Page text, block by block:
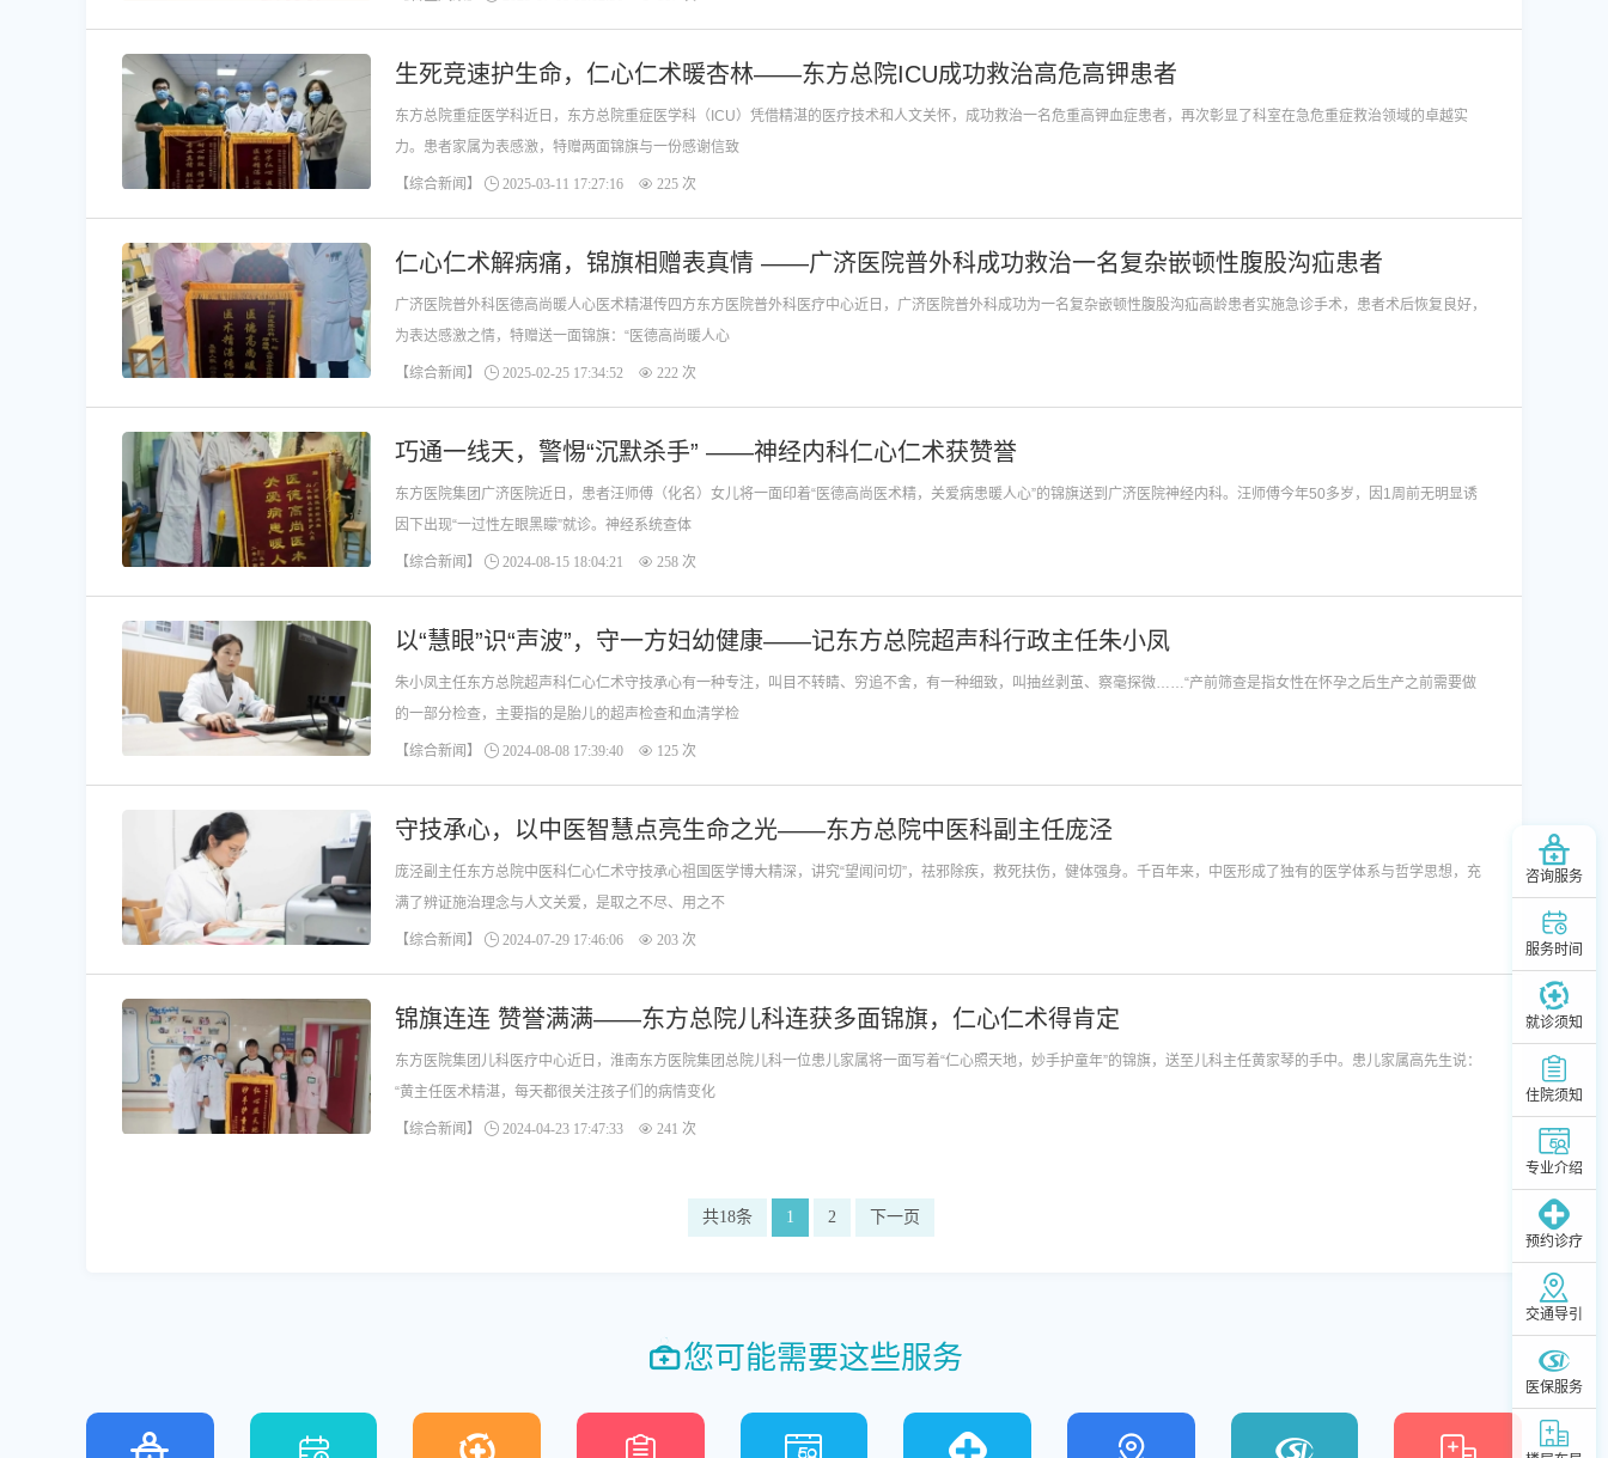
生死竞速护生命，仁心仁术暖杏林——东方总院ICU成功救治高危高钾患者
东方总院重症医学科近日，东方总院重症医学科（ICU）凭借精湛的医疗技术和人文关怀，成功救治一名危重高钾血症患者，再次彰显了科室在急危重症救治领域的卓越实
力。患者家属为表感激，特赠两面锦旗与一份感谢信致
【综合新闻】 2025-03-11 17:27:16 225 次
仁心仁术解病痛，锦旗相赠表真情 ——广济医院普外科成功救治一名复杂嵌顿性腹股沟疝患者
广济医院普外科医德高尚暖人心医术精湛传四方东方医院普外科医疗中心近日，广济医院普外科成功为一名复杂嵌顿性腹股沟疝高龄患者实施急诊手术，患者术后恢复良好，
为表达感激之情，特赠送一面锦旗：“医德高尚暖人心
【综合新闻】 2025-02-25 17:34:52 222 次
巧通一线天，警惕“沉默杀手” ——神经内科仁心仁术获赞誉
东方医院集团广济医院近日，患者汪师傅（化名）女儿将一面印着“医德高尚医术精，关爱病患暖人心”的锦旗送到广济医院神经内科。汪师傅今年50多岁，因1周前无明显诱
因下出现“一过性左眼黑矇”就诊。神经系统查体
【综合新闻】 2024-08-15 18:04:21 258 次
以“慧眼”识“声波”，守一方妇幼健康——记东方总院超声科行政主任朱小凤
朱小凤主任东方总院超声科仁心仁术守技承心有一种专注，叫目不转睛、穷追不舍，有一种细致，叫抽丝剥茧、察毫探微……“产前筛查是指女性在怀孕之后生产之前需要做
的一部分检查，主要指的是胎儿的超声检查和血清学检
【综合新闻】 2024-08-08 17:39:40 125 次
守技承心，以中医智慧点亮生命之光——东方总院中医科副主任庞泾
庞泾副主任东方总院中医科仁心仁术守技承心祖国医学博大精深，讲究“望闻问切”，祛邪除疾，救死扶伤，健体强身。千百年来，中医形成了独有的医学体系与哲学思想，充
满了辨证施治理念与人文关爱，是取之不尽、用之不
【综合新闻】 2024-07-29 17:46:06 203 次
锦旗连连 赞誉满满——东方总院儿科连获多面锦旗，仁心仁术得肯定
东方医院集团儿科医疗中心近日，淮南东方医院集团总院儿科一位患儿家属将一面写着“仁心照天地，妙手护童年”的锦旗，送至儿科主任黄家琴的手中。患儿家属高先生说：
“黄主任医术精湛，每天都很关注孩子们的病情变化
【综合新闻】 2024-04-23 17:47:33 241 次
共18条 1 2 下一页
您可能需要这些服务
咨询服务
服务时间
就诊须知
住院须知
专业介绍
预约诊疗
交通导引
医保服务